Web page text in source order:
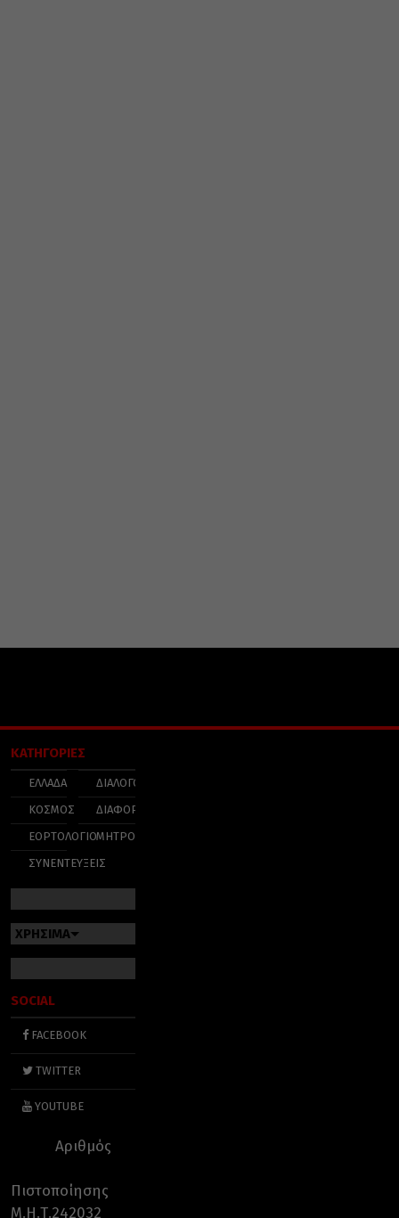
ΚΑΤΗΓΟΡΙΕΣ
ΕΛΛΑΔΑ
ΚΟΣΜΟΣ
ΕΟΡΤΟΛΟΓΙΟ
ΣΥΝΕΝΤΕΥΞΕΙΣ
ΔΙΑΛΟΓΟΣ
ΔΙΑΦΟΡΑ
ΜΗΤΡΟΠΟΛΕΙΣ
ΧΡΗΣΙΜΑ
SOCIAL
FACEBOOK
TWITTER
YOUTUBE
Αριθμός
Πιστοποίησης
Μ.Η.Τ.242032